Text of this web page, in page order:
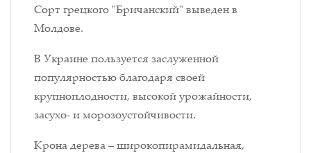
Сорт грецкого "Бричанский" выведен в
Молдове.
В Украине пользуется заслуженной
популярностью благодаря своей
крупноплодности, высокой урожайности,
засухо- и морозоустойчивости.
Крона дерева – широкопирамидальная,